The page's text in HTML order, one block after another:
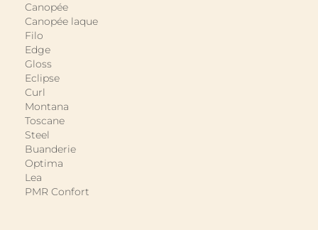
Canopée
Canopée laque
Filo
Edge
Gloss
Eclipse
Curl
Montana
Toscane
Steel
Buanderie
Optima
Lea
PMR Confort